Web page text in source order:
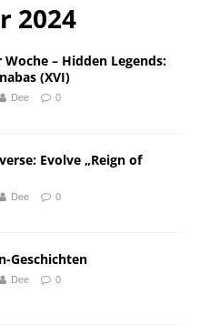
2024
Woche – Hidden Legends:
(XVI)
Dee 0
Evolve „Reign of
Dee 0
Geschichten
Dee 0